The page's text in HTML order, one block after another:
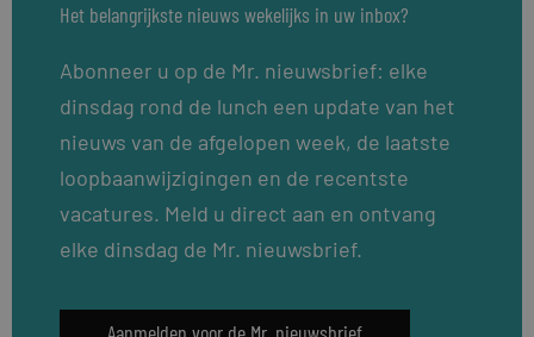
Het belangrijkste nieuws wekelijks in uw inbox?
Abonneer u op de Mr. nieuwsbrief: elke
dinsdag rond de lunch een update van het
nieuws van de afgelopen week, de laatste
loopbaanwijzigingen en de recentste
vacatures. Meld u direct aan en ontvang
elke dinsdag de Mr. nieuwsbrief.